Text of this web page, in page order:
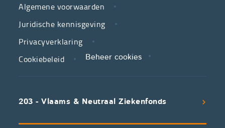
partner
in
zorg.
We
voorwaarden
Algemene voorwaarden
Juridische kennisgeving
Privacyverklaring
Cookiebeleid
Beheer cookies
203 - Vlaams & Neutraal Ziekenfonds